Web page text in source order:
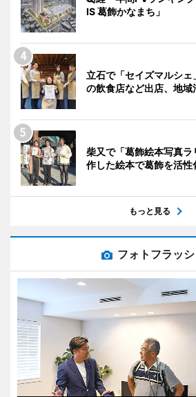
IS 葛飾かなまち」
立石で「セイズマルシ
の飲食店など出店、地域
柴又で「葛飾絵本写真
作した絵本で葛飾を活性
もっと見る
フォトフラッ